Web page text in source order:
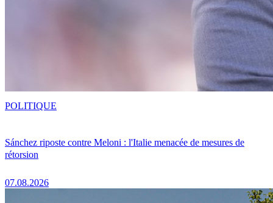
Sánchez riposte contre Meloni : l'Italie menacée de mesures de
rétorsion
07.08.2026
POLITIQUE